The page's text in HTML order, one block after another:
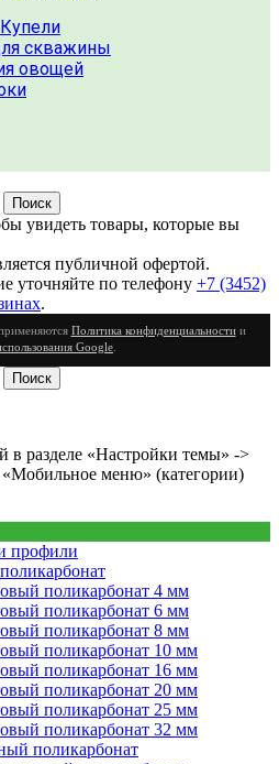
скважины
овощей
Поиск
увидеть товары, которые вы
публичной офертой.
уточняйте по телефону +7 (3452)
.
Политика конфиденциальностии
Google
Поиск
в разделе «Настройки темы» ->
меню» (категории)
профили
поликарбонат 4 мм
поликарбонат 6 мм
поликарбонат 8 мм
поликарбонат 10 мм
поликарбонат 16 мм
поликарбонат 20 мм
поликарбонат 25 мм
поликарбонат 32 мм
поликарбонат